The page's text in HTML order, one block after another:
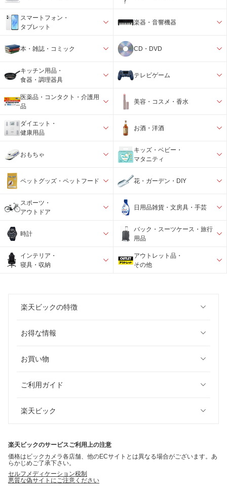
スマートフォン・
タブレット
楽器・音響機器
本・雑誌・コミック CD・DVD
キッチン用品・
食器・調理器具
テレビゲーム
医薬品・コンタクト・介護用
品
美容・コスメ・香水
ダイエット・
健康用品
お酒・洋酒
おもちゃ
キッズ・ベビー・
マタニティ
ペットグッズ・ペットフード 花・ガーデン・DIY
スポーツ・
アウトドア
日用品雑貨・文房具・手芸
時計
バック・スーツケース・旅行
用品
インテリア・
寝具・収納
アウトレット品・
その他
楽天ビックの特徴
お得な情報
お買い物
ご利用ガイド
楽天ビック
楽天ビックのサービスご利用上の注意
価格はビックカメラ各店舗、他のECサイトとは異なる場合がございます。あ
らかじめご了承下さい。
セルフメディケーション税制
悪質な偽サイトにご注意ください